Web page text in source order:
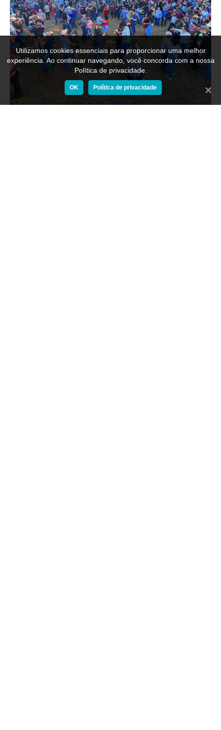
Utilizamos cookies essenciais para proporcionar uma melhor
experiência. Ao continuar navegando, você concorda com a nossa
Política de privacidade.
OK Política de privacidade Fechar